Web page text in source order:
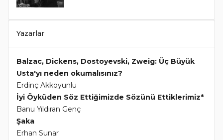
Yazarlar
Balzac, Dickens, Dostoyevski, Zweig: Üç Büyük
Usta'yı neden okumalısınız?
Erdinç Akkoyunlu
İyi Öyküden Söz Ettiğimizde Sözünü Ettiklerimiz*
Banu Yıldıran Genç
Şaka
Erhan Sunar